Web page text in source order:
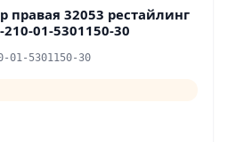
правая 32053 рестайлинг
210-01-5301150-30
01-5301150-30